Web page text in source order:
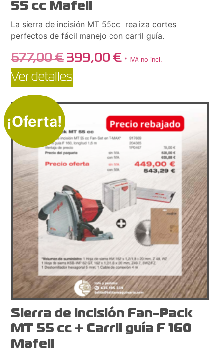
55 cc Mafell
La sierra de incisión MT 55cc realiza cortes
perfectos de fácil manejo con carril guía.
677,00€ 399,00 € * IVA no incl.
Ver detalles
¡Oferta!
Sierra de incisión Fan-Pack
MT 55 cc + Carril guía F 160
Mafell